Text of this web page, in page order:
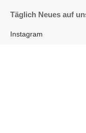
Täglich Neues auf
Instagram